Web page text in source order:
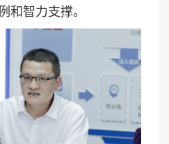
和智力支撑。